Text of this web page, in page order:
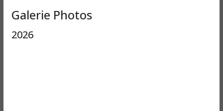
Galerie Photos
2026